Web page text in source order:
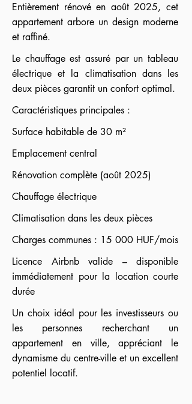
Entièrement rénové en août 2025, cet
appartement arbore un design moderne
et raffiné.
Le chauffage est assuré par un tableau
électrique et la climatisation dans les
deux pièces garantit un confort optimal.
Caractéristiques principales :
Surface habitable de 30 m²
Emplacement central
Rénovation complète (août 2025)
Chauffage électrique
Climatisation dans les deux pièces
Charges communes : 15 000 HUF/mois
Licence Airbnb valide – disponible
immédiatement pour la location courte
durée
Un choix idéal pour les investisseurs ou
les personnes recherchant un
appartement en ville, appréciant le
dynamisme du centre-ville et un excellent
potentiel locatif.